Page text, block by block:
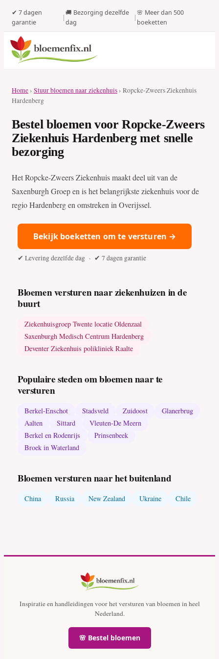
✔ 7 dagen
garantie
|
🚚 Bezorging dezelfde
dag
|
🌸 Meer dan 500
boeketten
Home› Stuur bloemen naar ziekenhuis› Ropcke-Zweers Ziekenhuis
Hardenberg
Bestel bloemen voor Ropcke-Zweers
Ziekenhuis Hardenberg met snelle
bezorging
Het Ropcke-Zweers Ziekenhuis maakt deel uit van de
Saxenburgh Groep en is het belangrijkste ziekenhuis voor de
regio Hardenberg en omstreken in Overijssel.
Bekijk boeketten om te versturen →
✔ Levering dezelfde dag · ✔ 7 dagen garantie
Bloemen versturen naar ziekenhuizen in de
buurt
Ziekenhuisgroep Twente locatie Oldenzaal
Saxenburgh Medisch Centrum Hardenberg
Deventer Ziekenhuis polikliniek Raalte
Populaire steden om bloemen naar te
versturen
Berkel-Enschot Stadsveld Zuidoost
Glanerbrug
Aalten
Sittard
Vleuten-De Meern
Berkel en Rodenrijs
Prinsenbeek
Broek in Waterland
Bloemen versturen naar het buitenland
China Russia New Zealand Ukraine Chile
Inspiratie en handleidingen voor het versturen van bloemen in heel
Nederland.
🌸 Bestel bloemen